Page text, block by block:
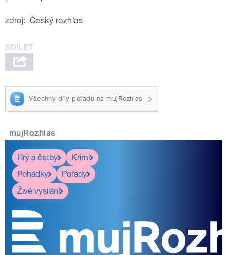
zdroj: Český rozhlas
Všechny díly pořadu na mujRozhlas
mujRozhlas
Hry a četby
Krimi
Pohádky
Pořady
Živé vysílání